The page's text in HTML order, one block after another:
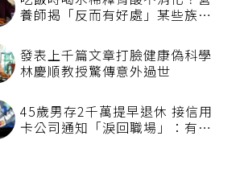
吃飯時喝水稀釋胃酸不消化？營
養師揭「反而有好處」某些族群
發表上千篇文章打臉健康偽科學
林慶順教授驚傳意外過世
45歲男存2千萬提早退休 接信用
卡公司通知「淚回職場」：有錢